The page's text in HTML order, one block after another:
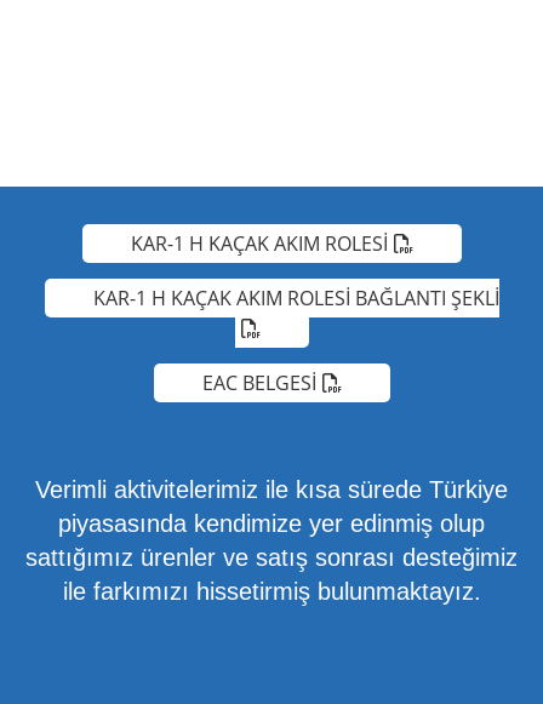
KAR-1 H KAÇAK AKIM ROLESİ
KAR-1 H KAÇAK AKIM ROLESİ BAĞLANTI ŞEKLİ
EAC BELGESİ
Verimli aktivitelerimiz ile kısa sürede Türkiye
piyasasında kendimize yer edinmiş olup
sattığımız ürenler ve satış sonrası desteğimiz
ile farkımızı hissetirmiş bulunmaktayız.